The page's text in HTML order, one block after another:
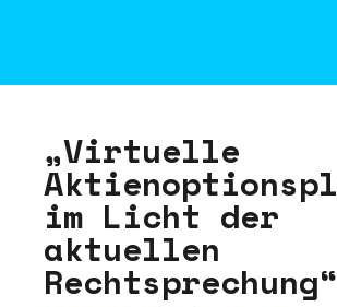
„Virtuelle
Aktienoptionspl
im Licht der
aktuellen
Rechtsprechung“